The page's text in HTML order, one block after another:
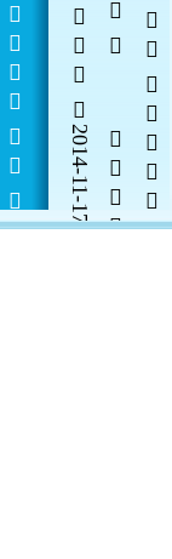
2014-11-17